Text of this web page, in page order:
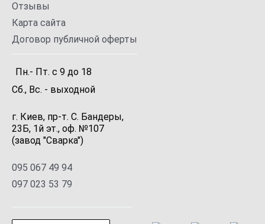
Отзывы
Карта сайта
Договор публичной оферты
Пн.- Пт. с 9 до 18
Сб., Вс. - выходной
г. Киев, пр-т. С. Бандеры,
23Б, 1й эт., оф. №107
(завод "Сварка")
095 067 49 94
097 023 53 79